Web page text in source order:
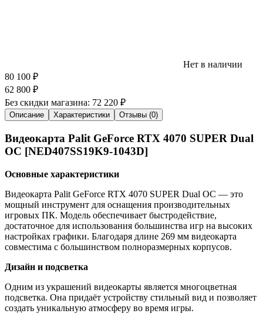
Нет в наличии
80 100 ₽
62 800 ₽
Без скидки магазина: 72 220 ₽
Описание Характеристики Отзывы (0)
Видеокарта Palit GeForce RTX 4070 SUPER Dual
OC [NED407SS19K9-1043D]
Основные характеристики
Видеокарта Palit GeForce RTX 4070 SUPER Dual OC — это
мощный инструмент для оснащения производительных
игровых ПК. Модель обеспечивает быстродействие,
достаточное для использования большинства игр на высоких
настройках графики. Благодаря длине 269 мм видеокарта
совместима с большинством полноразмерных корпусов.
Дизайн и подсветка
Одним из украшений видеокарты является многоцветная
подсветка. Она придаёт устройству стильный вид и позволяет
создать уникальную атмосферу во время игры.